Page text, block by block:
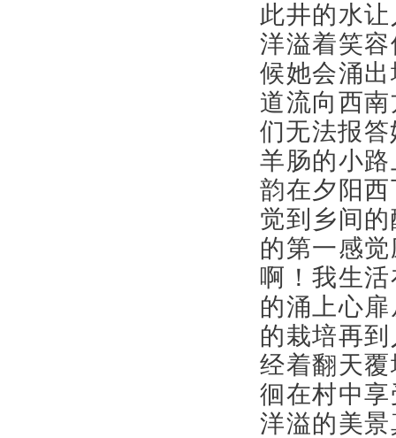
此井的水
洋溢着笑
候她会涌
道流向西
们无法报
羊肠的小
韵在夕阳
觉到乡间
的第一感
啊！我生
的涌上心
的栽培再
经着翻天
徊在村中
洋溢的美